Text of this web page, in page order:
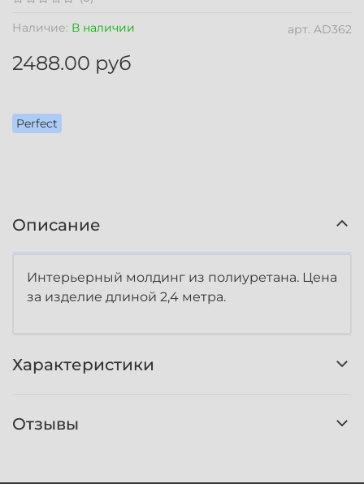
арт. AD362
Наличие: В наличии
Perfect
2488.00 руб
Описание
Интерьерный молдинг из полиуретана. Цена
за изделие длиной 2,4 метра.
Характеристики
Отзывы